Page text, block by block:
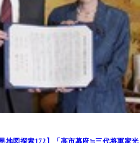
地図探索172】「高市幕府≒三代将軍家光